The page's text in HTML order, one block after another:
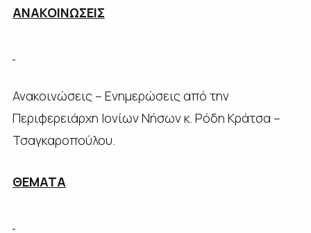
ΑΝΑΚΟΙΝΩΣΕΙΣ
Ανακοινώσεις – Ενημερώσεις από την
Περιφερειάρχη Ιονίων Νήσων κ. Ρόδη Κράτσα –
Τσαγκαροπούλου.
ΘΕΜΑΤΑ